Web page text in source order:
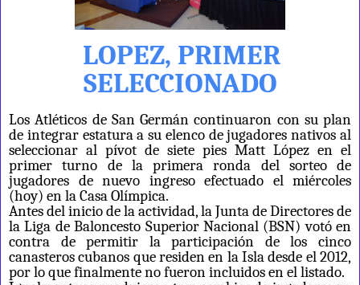
LOPEZ, PRIMER
SELECCIONADO
Los Atléticos de San Germán continuaron con su plan
de integrar estatura a su elenco de jugadores nativos al
seleccionar al pívot de siete pies Matt López en el
primer turno de la primera ronda del sorteo de
jugadores de nuevo ingreso efectuado el miércoles
(hoy) en la Casa Olímpica.
Antes del inicio de la actividad, la Junta de Directores de
la Liga de Baloncesto Superior Nacional (BSN) votó en
contra de permitir la participación de los cinco
canasteros cubanos que residen en la Isla desde el 2012,
por lo que finalmente no fueron incluidos en el listado.